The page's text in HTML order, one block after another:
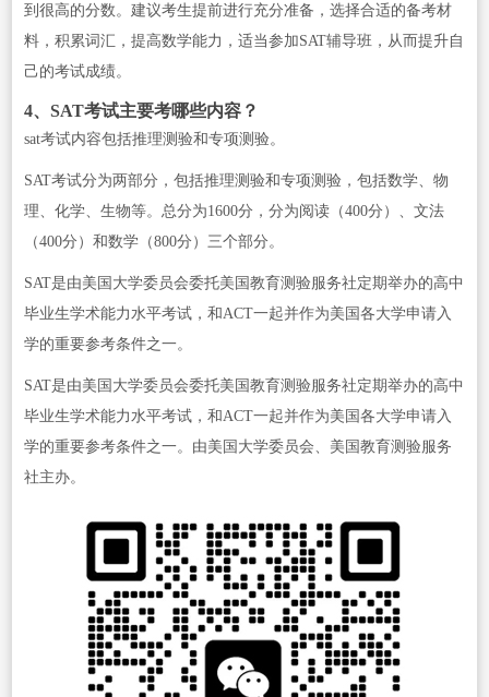
到很高的分数。建议考生提前进行充分准备，选择合适的备考材
料，积累词汇，提高数学能力，适当参加SAT辅导班，从而提升自
己的考试成绩。
4、SAT考试主要考哪些内容？
sat考试内容包括推理测验和专项测验。
SAT考试分为两部分，包括推理测验和专项测验，包括数学、物
理、化学、生物等。总分为1600分，分为阅读（400分）、文法
（400分）和数学（800分）三个部分。
SAT是由美国大学委员会委托美国教育测验服务社定期举办的高中
毕业生学术能力水平考试，和ACT一起并作为美国各大学申请入
学的重要参考条件之一。
SAT是由美国大学委员会委托美国教育测验服务社定期举办的高中
毕业生学术能力水平考试，和ACT一起并作为美国各大学申请入
学的重要参考条件之一。由美国大学委员会、美国教育测验服务
社主办。